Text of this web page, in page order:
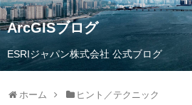
ArcGISブログ
ESRIジャパン株式会社 公式ブログ
ホーム ヒント／テクニック